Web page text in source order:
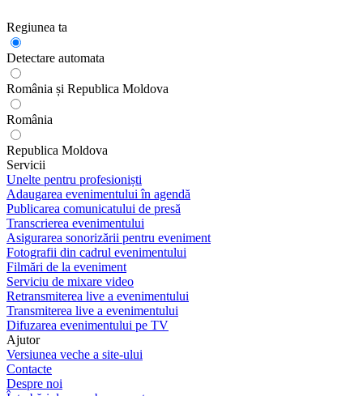
Regiunea ta
Detectare automata
România și Republica Moldova
România
Republica Moldova
Servicii
Unelte pentru profesioniști
Adaugarea evenimentului în agendă
Publicarea comunicatului de presă
Transcrierea evenimentului
Asigurarea sonorizării pentru eveniment
Fotografii din cadrul evenimentului
Filmări de la eveniment
Serviciu de mixare video
Retransmiterea live a evenimentului
Transmiterea live a evenimentului
Difuzarea evenimentului pe TV
Ajutor
Versiunea veche a site-ului
Contacte
Despre noi